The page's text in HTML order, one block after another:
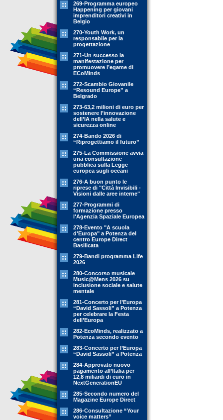
269-Programma europeo
Happening per giovani
imprenditori creativi in
Belgio
270-Youth Work, un
responsabile per la
progettazione
271-Un successo la
manifestazione per
promuovere l’egame di
ECoMinds
272-Scambio Giovanile
“Resound Europe” a
Belgrado
273-63,2 milioni di euro per
sostenere l’innovazione
dell’IA nella salute e
sicurezza online
274-Bando 2026 di
“Riprogettiamo il futuro”
275-La Commissione avvia
una consultazione
pubblica sulla Legge
europea sugli oceani
276-A buon punto le
riprese di "Città Invisibili -
Visioni dalle aree interne"
277-Programmi di
formazione presso
l'Agenzia Spaziale Europea
278-Evento "A scuola
d'Europa" a Potenza del
centro Europe Direct
Basilicata
279-Bandi programma Life
2026
280-Concorso musicale
Music@Mens 2026 su
inclusione sociale e salute
mentale
281-Concerto per l’Europa
“David Sassoli” a Potenza
per celebrare la Festa
dell’Europa
282-EcoMinds, realizzato a
Potenza secondo evento
283-Concerto per l’Europa
“David Sassoli” a Potenza
284-Approvato nuovo
pagamento all’Italia per
12,8 miliardi di euro in
NextGenerationEU
285-Secondo numero del
Magazine Europe Direct
286-Consultazione “Your
voice matters”